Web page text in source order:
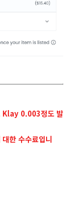
Klay 0.003정도 발
한 수수료입니